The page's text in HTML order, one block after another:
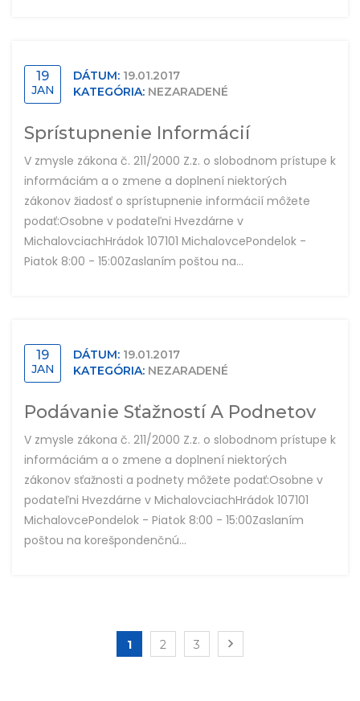
19
JAN
DÁTUM: 19.01.2017
KATEGÓRIA: NEZARADENÉ
Sprístupnenie Informácií
V zmysle zákona č. 211/2000 Z.z. o slobodnom prístupe k
informáciám a o zmene a doplnení niektorých
zákonov žiadosť o sprístupnenie informácií môžete
podať:Osobne v podateľni Hvezdárne v
MichalovciachHrádok 107101 MichalovcePondelok -
Piatok 8:00 - 15:00Zaslaním poštou na...
19
JAN
DÁTUM: 19.01.2017
KATEGÓRIA: NEZARADENÉ
Podávanie Sťažností A Podnetov
V zmysle zákona č. 211/2000 Z.z. o slobodnom prístupe k
informáciám a o zmene a doplnení niektorých
zákonov sťažnosti a podnety môžete podať:Osobne v
podateľni Hvezdárne v MichalovciachHrádok 107101
MichalovcePondelok - Piatok 8:00 - 15:00Zaslaním
poštou na korešpondenčnú...
1 2 3